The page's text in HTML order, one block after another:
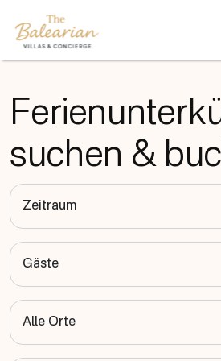
suchen &
Zeitraum
Gäste
Alle Orte